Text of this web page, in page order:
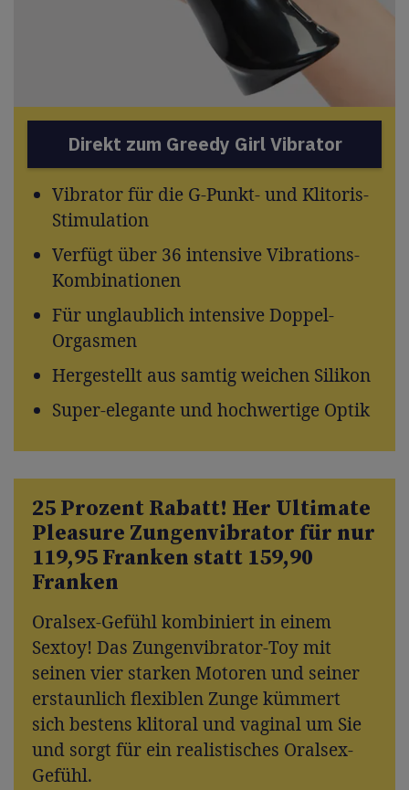
Direkt zum Greedy Girl Vibrator
Vibrator für die G-Punkt- und Klitoris-
Stimulation
Verfügt über 36 intensive Vibrations-
Kombinationen
Für unglaublich intensive Doppel-
Orgasmen
Hergestellt aus samtig weichen Silikon
Super-elegante und hochwertige Optik
25 Prozent Rabatt! Her Ultimate
Pleasure Zungenvibrator für nur
119,95 Franken statt 159,90
Franken
Oralsex-Gefühl kombiniert in einem
Sextoy! Das Zungenvibrator-Toy mit
seinen vier starken Motoren und seiner
erstaunlich flexiblen Zunge kümmert
sich bestens klitoral und vaginal um Sie
und sorgt für ein realistisches Oralsex-
Gefühl.